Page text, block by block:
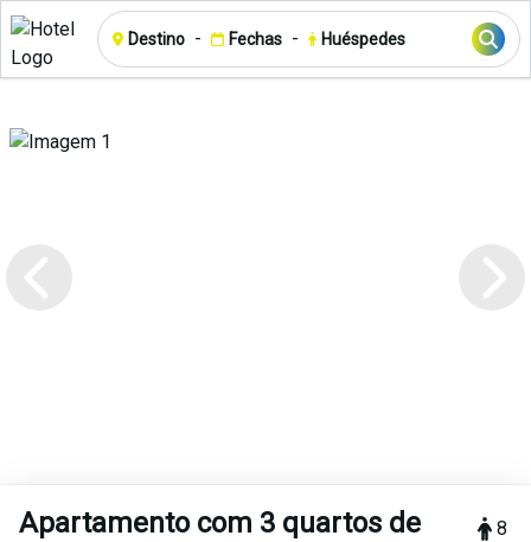
Destino - Fechas - Huéspedes
Apartamento com 3 quartos de
8